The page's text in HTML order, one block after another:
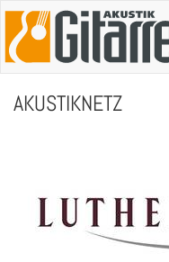
AKUSTIKNETZ